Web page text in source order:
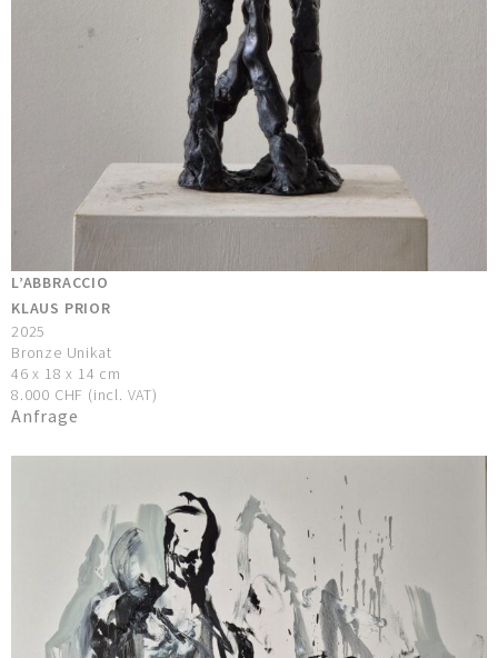
L’ABBRACCIO
KLAUS PRIOR
2025
Bronze Unikat
46 x 18 x 14 cm
8.000 CHF (incl. VAT)
Anfrage